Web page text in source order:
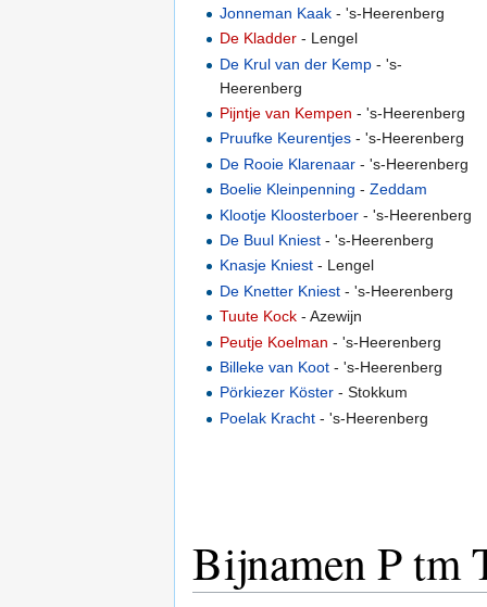
Jonneman Kaak - 's-Heerenberg
De Kladder - Lengel
De Krul van der Kemp - 's-
Heerenberg
Pijntje van Kempen - 's-Heerenberg
Pruufke Keurentjes - 's-Heerenberg
De Rooie Klarenaar - 's-Heerenberg
Boelie Kleinpenning -Zeddam
Klootje Kloosterboer - 's-Heerenberg
De Buul Kniest - 's-Heerenberg
Knasje Kniest - Lengel
De Knetter Kniest - 's-Heerenberg
Tuute Kock - Azewijn
Peutje Koelman - 's-Heerenberg
Billeke van Koot - 's-Heerenberg
Pörkiezer Köster - Stokkum
Poelak Kracht - 's-Heerenberg
Bijnamen P tm